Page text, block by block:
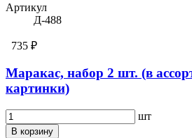
Артикул
Д-488
735 ₽
Маракас, набор 2 шт. (в
картинки)
шт
В корзину